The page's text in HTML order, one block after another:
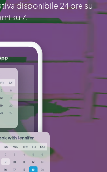
disponibile 24 ore su
su 7.